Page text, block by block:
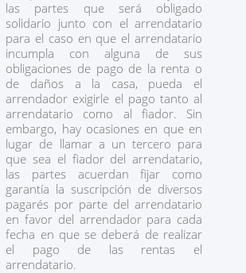
las partes que será obligado
solidario junto con el arrendatario
para el caso en que el arrendatario
incumpla con alguna de sus
obligaciones de pago de la renta o
de daños a la casa, pueda el
arrendador exigirle el pago tanto al
arrendatario como al fiador. Sin
embargo, hay ocasiones en que en
lugar de llamar a un tercero para
que sea el fiador del arrendatario,
las partes acuerdan fijar como
garantía la suscripción de diversos
pagarés por parte del arrendatario
en favor del arrendador para cada
fecha en que se deberá de realizar
el pago de las rentas el
arrendatario.